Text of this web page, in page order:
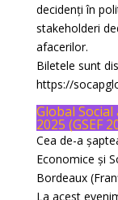
decidenți în
stakeholderi
afacerilor.
Biletele sunt
https://
Global
2025 (GSEF
Cea de-a
Economice și
Bordeaux
La acest